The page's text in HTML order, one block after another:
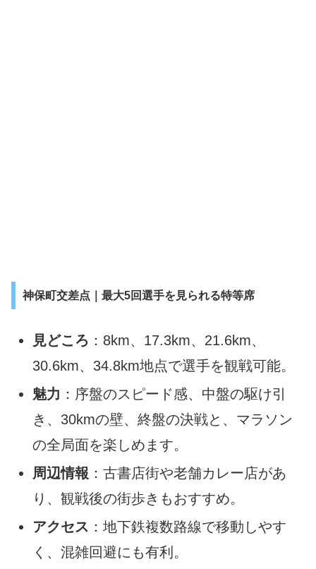
神保町交差点｜最大5回選手を見られる特等席
見どころ ：8km、17.3km、21.6km、
30.6km、34.8km地点で選手を観戦可能。
魅力 ：序盤のスピード感、中盤の駆け引
き、30kmの壁、終盤の決戦と、マラソン
の全局面を楽しめます。
周辺情報 ：古書店街や老舗カレー店があ
り、観戦後の街歩きもおすすめ。
アクセス ：地下鉄複数路線で移動しやす
く、混雑回避にも有利。